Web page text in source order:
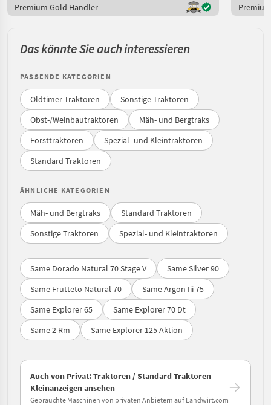
Premium Gold Händler
Das könnte Sie auch interessieren
PASSENDE KATEGORIEN
Oldtimer Traktoren
Sonstige Traktoren
Obst-/Weinbautraktoren
Mäh- und Bergtraks
Forsttraktoren
Spezial- und Kleintraktoren
Standard Traktoren
ÄHNLICHE KATEGORIEN
Mäh- und Bergtraks
Standard Traktoren
Sonstige Traktoren
Spezial- und Kleintraktoren
Same Dorado Natural 70 Stage V
Same Silver 90
Same Frutteto Natural 70
Same Argon Iii 75
Same Explorer 65
Same Explorer 70 Dt
Same 2 Rm
Same Explorer 125 Aktion
Auch von Privat: Traktoren / Standard Traktoren-
Kleinanzeigen ansehen
Gebrauchte Maschinen von privaten Anbietern auf Landwirt.com